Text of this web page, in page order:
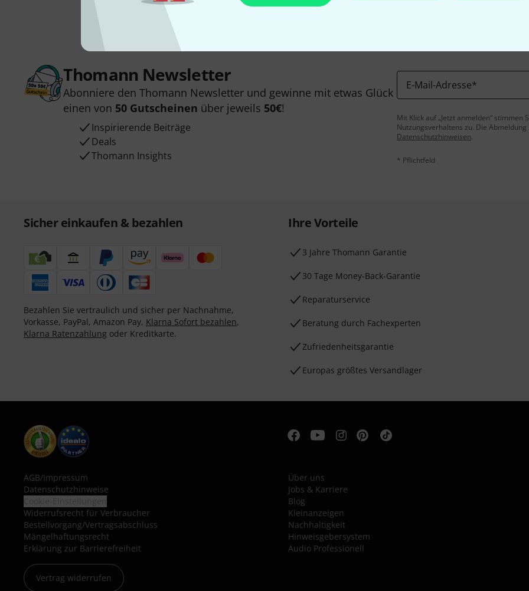
Thomann Newsletter
Abonniere den Thomann Newsletter und gewinne mit etwas Glück
einen von 50 Gutscheinen über jeweils 50€!
Inspirierende Beiträge
Deals
Thomann Insights
E-Mail-Adresse*
Mit Klick auf „Jetzt anmelden“
Nutzungsverhaltens zu. Die
Datenschutzhinweisen.
* Pflichtfeld
Sicher einkaufen & bezahlen
Bezahlen Sie vertraulich und sicher per Nachnahme,
Vorkasse, PayPal, Amazon Pay, Klarna Sofort bezahlen,
Klarna Ratenzahlung oder Kreditkarte.
Ihre Vorteile
3 Jahre Thomann Garantie
30 Tage Money-Back-Garantie
Reparaturservice
Beratung durch Fachexperten
Zufriedenheitsgarantie
Europas größtes Versandlager
AGB/Impressum
Datenschutzhinweise
Widerrufsrecht für Verbraucher
Bestellvorgang/Vertragsabschluss
Mängelhaftungsrecht
Erklärung zur Barrierefreiheit
Vertrag widerrufen
Über uns
Jobs & Karriere
Blog
Kleinanzeigen
Nachhaltigkeit
Hinweisgebersystem
Audio Professionell